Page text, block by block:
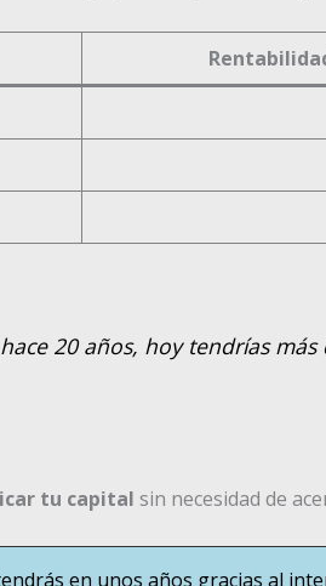
20 años, hoy tendrías más
tu capital sin necesidad de
en unos años gracias al